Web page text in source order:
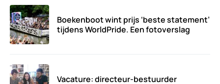
Boekenboot wint prijs ‘beste statement’
tijdens WorldPride. Een fotoverslag
Vacature: directeur-bestuurder